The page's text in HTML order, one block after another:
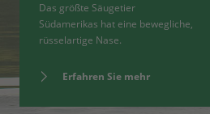
Das größte Säugetier
Südamerikas hat eine bewegliche,
rüsselartige Nase.
Erfahren Sie mehr